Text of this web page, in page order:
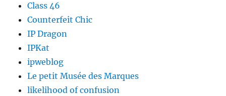
Class 46
Counterfeit Chic
IP Dragon
IPKat
ipweblog
Le petit Musée des Marques
likelihood of confusion